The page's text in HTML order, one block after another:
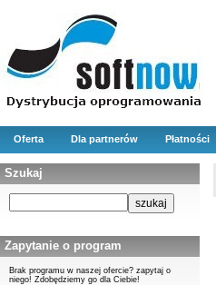
Oferta Dla partnerów Płatności
Szukaj
Zapytanie o program
Brak programu w naszej ofercie? zapytaj o
niego! Zdobędziemy go dla Ciebie!